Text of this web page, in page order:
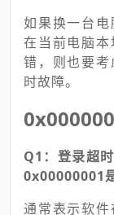
如果换一台
在当前电脑
错，则也要
时故障。
Q1：登录超
0x00000001
通常表示软